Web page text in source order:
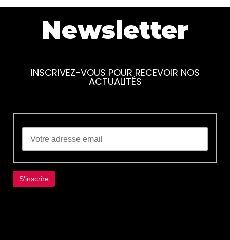
Newsletter
INSCRIVEZ-VOUS POUR RECEVOIR NOS
ACTUALITÉS